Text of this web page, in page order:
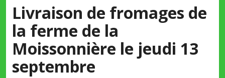
Livraison de fromages de
la ferme de la
Moissonnière le jeudi 13
septembre